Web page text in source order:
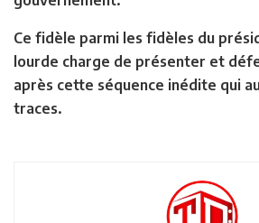
Ce fidèle parmi les fidèles du
lourde charge de présenter et
après cette séquence inédite qui
traces.